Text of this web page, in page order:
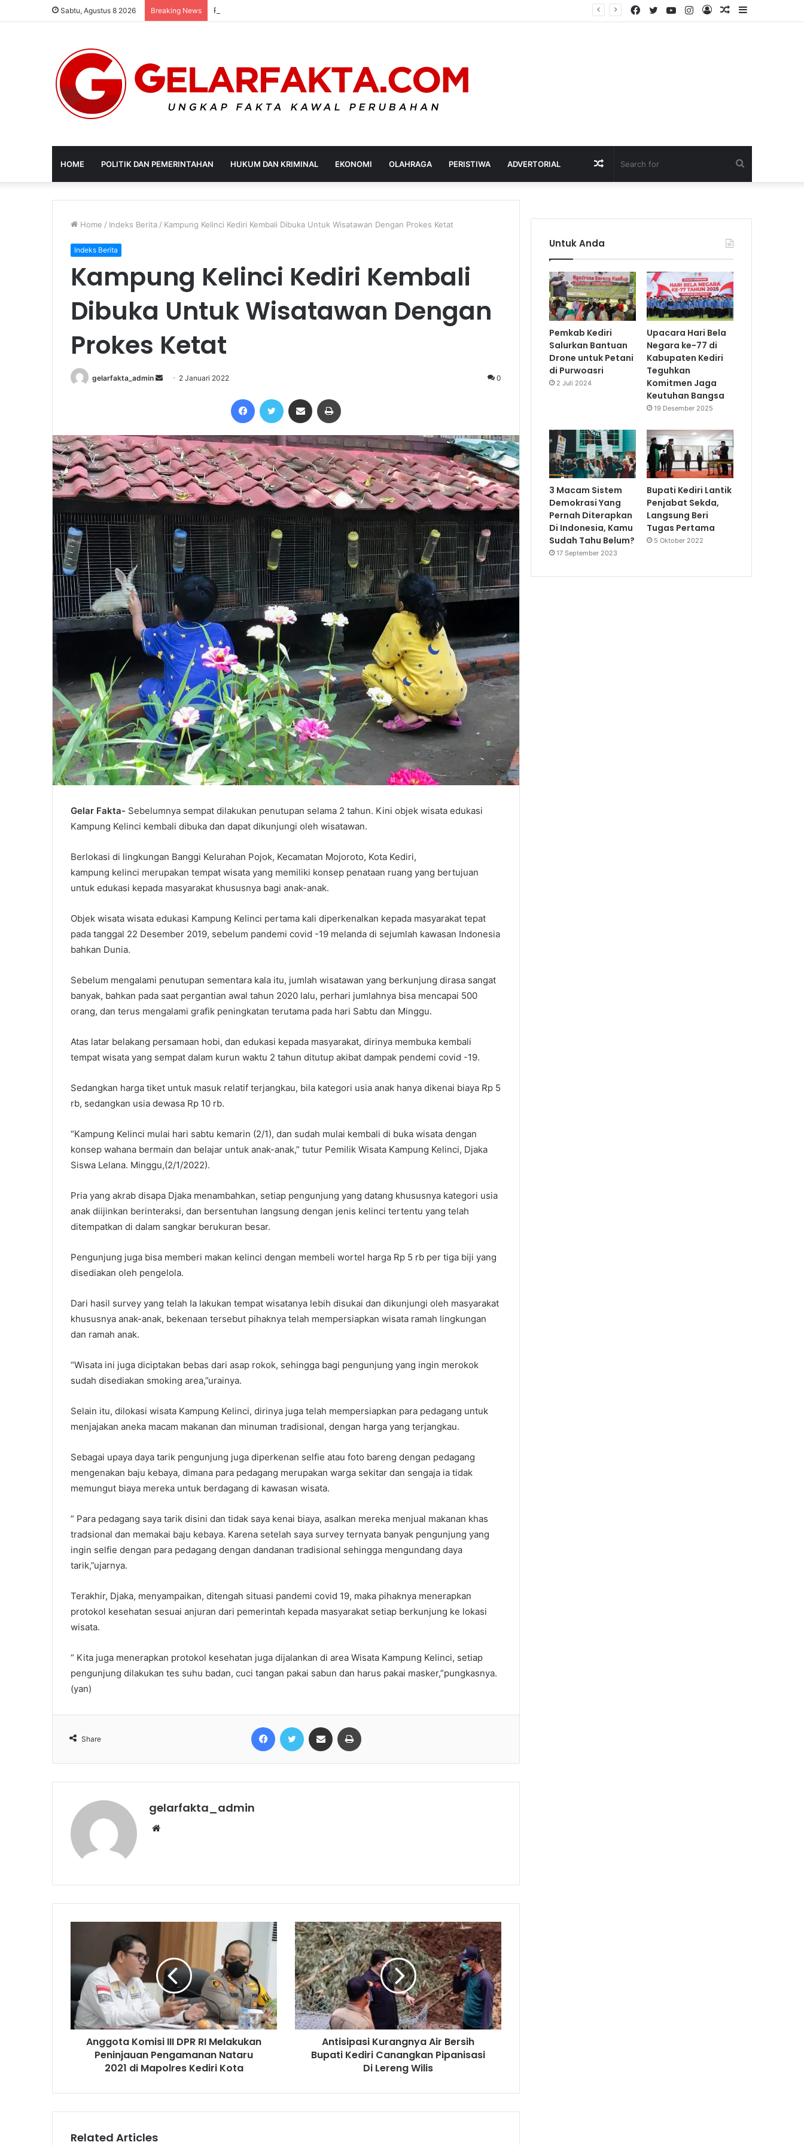
Sabtu, Agustus 8 2026 Breaking News Sidebar
Random
Log
Instagram
YouTube
Twitter
Facebook
HOME POLITIK DAN PEMERINTAHAN HUKUM DAN KRIMINAL EKONOMI OLAHRAGA PERISTIWA ADVERTORIAL Random
Home / Indeks Berita / Kampung Kelinci Kediri Kembali Dibuka Untuk Wisatawan Dengan Prokes Ketat
Indeks Berita
Kampung Kelinci Kediri Kembali
Dibuka Untuk Wisatawan Dengan
Prokes Ketat
gelarfakta_admin
Send 2 Januari 2022 0
FacebookTwitter Share via Email
Gelar Fakta- Sebelumnya sempat dilakukan penutupan selama 2 tahun. Kini objek wisata edukasi
Kampung Kelinci kembali dibuka dan dapat dikunjungi oleh wisatawan.
Berlokasi di lingkungan Banggi Kelurahan Pojok, Kecamatan Mojoroto, Kota Kediri,
kampung kelinci merupakan tempat wisata yang memiliki konsep penataan ruang yang bertujuan
untuk edukasi kepada masyarakat khususnya bagi anak-anak.
Objek wisata wisata edukasi Kampung Kelinci pertama kali diperkenalkan kepada masyarakat tepat
pada tanggal 22 Desember 2019, sebelum pandemi covid -19 melanda di sejumlah kawasan Indonesia
bahkan Dunia.
Sebelum mengalami penutupan sementara kala itu, jumlah wisatawan yang berkunjung dirasa sangat
banyak, bahkan pada saat pergantian awal tahun 2020 lalu, perhari jumlahnya bisa mencapai 500
orang, dan terus mengalami grafik peningkatan terutama pada hari Sabtu dan Minggu.
Atas latar belakang persamaan hobi, dan edukasi kepada masyarakat, dirinya membuka kembali
tempat wisata yang sempat dalam kurun waktu 2 tahun ditutup akibat dampak pendemi covid -19.
Sedangkan harga tiket untuk masuk relatif terjangkau, bila kategori usia anak hanya dikenai biaya Rp 5
rb, sedangkan usia dewasa Rp 10 rb.
“Kampung Kelinci mulai hari sabtu kemarin (2/1), dan sudah mulai kembali di buka wisata dengan
konsep wahana bermain dan belajar untuk anak-anak,” tutur Pemilik Wisata Kampung Kelinci, Djaka
Siswa Lelana. Minggu,(2/1/2022).
Pria yang akrab disapa Djaka menambahkan, setiap pengunjung yang datang khususnya kategori usia
anak diijinkan berinteraksi, dan bersentuhan langsung dengan jenis kelinci tertentu yang telah
ditempatkan di dalam sangkar berukuran besar.
Pengunjung juga bisa memberi makan kelinci dengan membeli wortel harga Rp 5 rb per tiga biji yang
disediakan oleh pengelola.
Dari hasil survey yang telah Ia lakukan tempat wisatanya lebih disukai dan dikunjungi oleh masyarakat
khususnya anak-anak, bekenaan tersebut pihaknya telah mempersiapkan wisata ramah lingkungan
dan ramah anak.
“Wisata ini juga diciptakan bebas dari asap rokok, sehingga bagi pengunjung yang ingin merokok
sudah disediakan smoking area,”urainya.
Selain itu, dilokasi wisata Kampung Kelinci, dirinya juga telah mempersiapkan para pedagang untuk
menjajakan aneka macam makanan dan minuman tradisional, dengan harga yang terjangkau.
Sebagai upaya daya tarik pengunjung juga diperkenan selfie atau foto bareng dengan pedagang
mengenakan baju kebaya, dimana para pedagang merupakan warga sekitar dan sengaja ia tidak
memungut biaya mereka untuk berdagang di kawasan wisata.
” Para pedagang saya tarik disini dan tidak saya kenai biaya, asalkan mereka menjual makanan khas
tradsional dan memakai baju kebaya. Karena setelah saya survey ternyata banyak pengunjung yang
ingin selfie dengan para pedagang dengan dandanan tradisional sehingga mengundang daya
tarik,”ujarnya.
Terakhir, Djaka, menyampaikan, ditengah situasi pandemi covid 19, maka pihaknya menerapkan
protokol kesehatan sesuai anjuran dari pemerintah kepada masyarakat setiap berkunjung ke lokasi
wisata.
“ Kita juga menerapkan protokol kesehatan juga dijalankan di area Wisata Kampung Kelinci, setiap
pengunjung dilakukan tes suhu badan, cuci tangan pakai sabun dan harus pakai masker,”pungkasnya.
(yan)
Share
FacebookTwitter Share via Email
gelarfakta_admin
Website
Anggota Komisi III DPR RI Melakukan
Peninjauan Pengamanan Nataru
2021 di Mapolres Kediri Kota
Antisipasi Kurangnya Air Bersih
Bupati Kediri Canangkan Pipanisasi
Di Lereng Wilis
Related Articles
Untuk Anda
Pemkab Kediri
Salurkan Bantuan
Drone untuk Petani
di Purwoasri
2 Juli 2024
Upacara Hari Bela
Negara ke-77 di
Kabupaten Kediri
Teguhkan
Komitmen Jaga
Keutuhan Bangsa
19 Desember 2025
3 Macam Sistem
Demokrasi Yang
Pernah Diterapkan
Di Indonesia, Kamu
Sudah Tahu Belum?
17 September 2023
Bupati Kediri Lantik
Penjabat Sekda,
Langsung Beri
Tugas Pertama
5 Oktober 2022